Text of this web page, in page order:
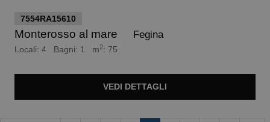
7554RA15610
Monterosso al mare Fegina
Locali: 4 Bagni: 1 m2: 75
VEDI DETTAGLI